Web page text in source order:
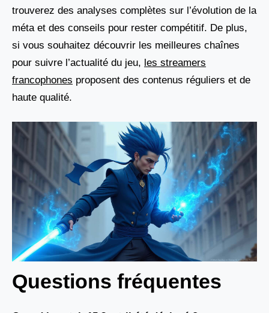
trouverez des analyses complètes sur l’évolution de la
méta et des conseils pour rester compétitif. De plus,
si vous souhaitez découvrir les meilleures chaînes
pour suivre l’actualité du jeu, les streamers
francophones proposent des contenus réguliers et de
haute qualité.
Questions fréquentes